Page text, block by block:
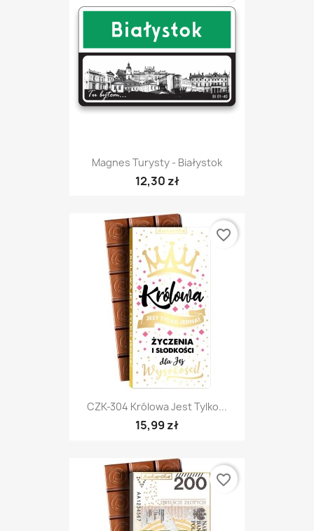
Magnes Turysty - Białystok
12,30 zł
CZK-304 Królowa Jest Tylko...
15,99 zł
favorite_border
favorite_border